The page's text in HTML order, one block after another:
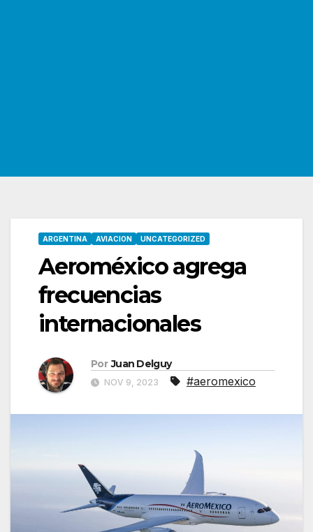
ARGENTINA AVIACION UNCATEGORIZED
Aeroméxico agrega
frecuencias
internacionales
Por Juan Delguy
NOV 9, 2023 #aeromexico